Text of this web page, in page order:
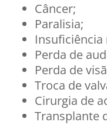
Câncer;
Paralisia;
Perda de
Perda de
Troca de
Cirurgia de
Transplante